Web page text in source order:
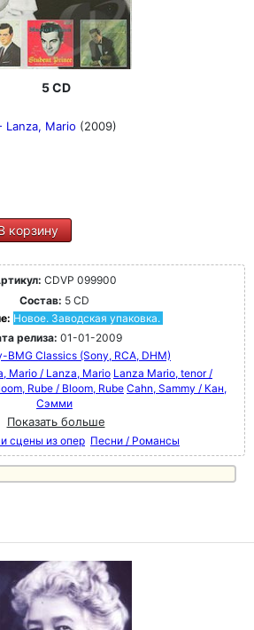
5 CD
Lanza, Mario (2009)
корзину
CDVP 099900
Состав: 5 CD
Новое. Заводская упаковка.
релиза: 01-01-2009
BMG Classics (Sony, RCA, DHM)
Mario / Lanza, Mario Lanza Mario, tenor /
Rube / Bloom, Rube Cahn, Sammy / Кан,
Сэмми
Показать больше
сцены из опер Песни / Романсы